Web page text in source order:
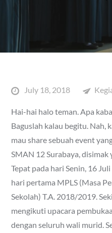
PostedJuly 18, 2018
Hai-hai halo teman. Apa
Baguslah kalau begitu. Nah,
mau share sebuah event
SMAN 12 Surabaya, disimak
Tepat pada hari Senin, 16
hari pertama MPLS (Masa
Sekolah) T.A. 2018/2019.
mengikuti upacara
dengan seluruh wali murid.